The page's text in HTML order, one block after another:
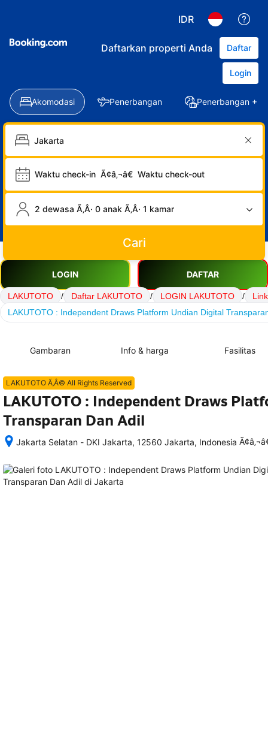
IDR
Daftarkan properti Anda Daftar
Login
Akomodasi Penerbangan Penerbangan +
Waktu check-in Ã¢â‚¬â€ Waktu check-out
2 dewasa Ã‚Â· 0 anak Ã‚Â· 1 kamar
Cari
LOGIN DAFTAR
LAKUTOTO / Daftar LAKUTOTO / LOGIN LAKUTOTO /
LAKUTOTO : Independent Draws Platform Undian Digital
Gambaran Info & harga Fasilitas
LAKUTOTO Ã‚Â© All Rights Reserved
LAKUTOTO : Independent Draws
Transparan Dan Adil
Jakarta Selatan - DKI Jakarta, 12560 Jakarta, Indonesia
memesan,
rincian